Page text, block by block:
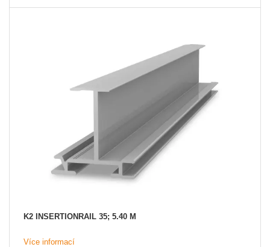
K2 INSERTIONRAIL 35; 5.40 M
Více informací